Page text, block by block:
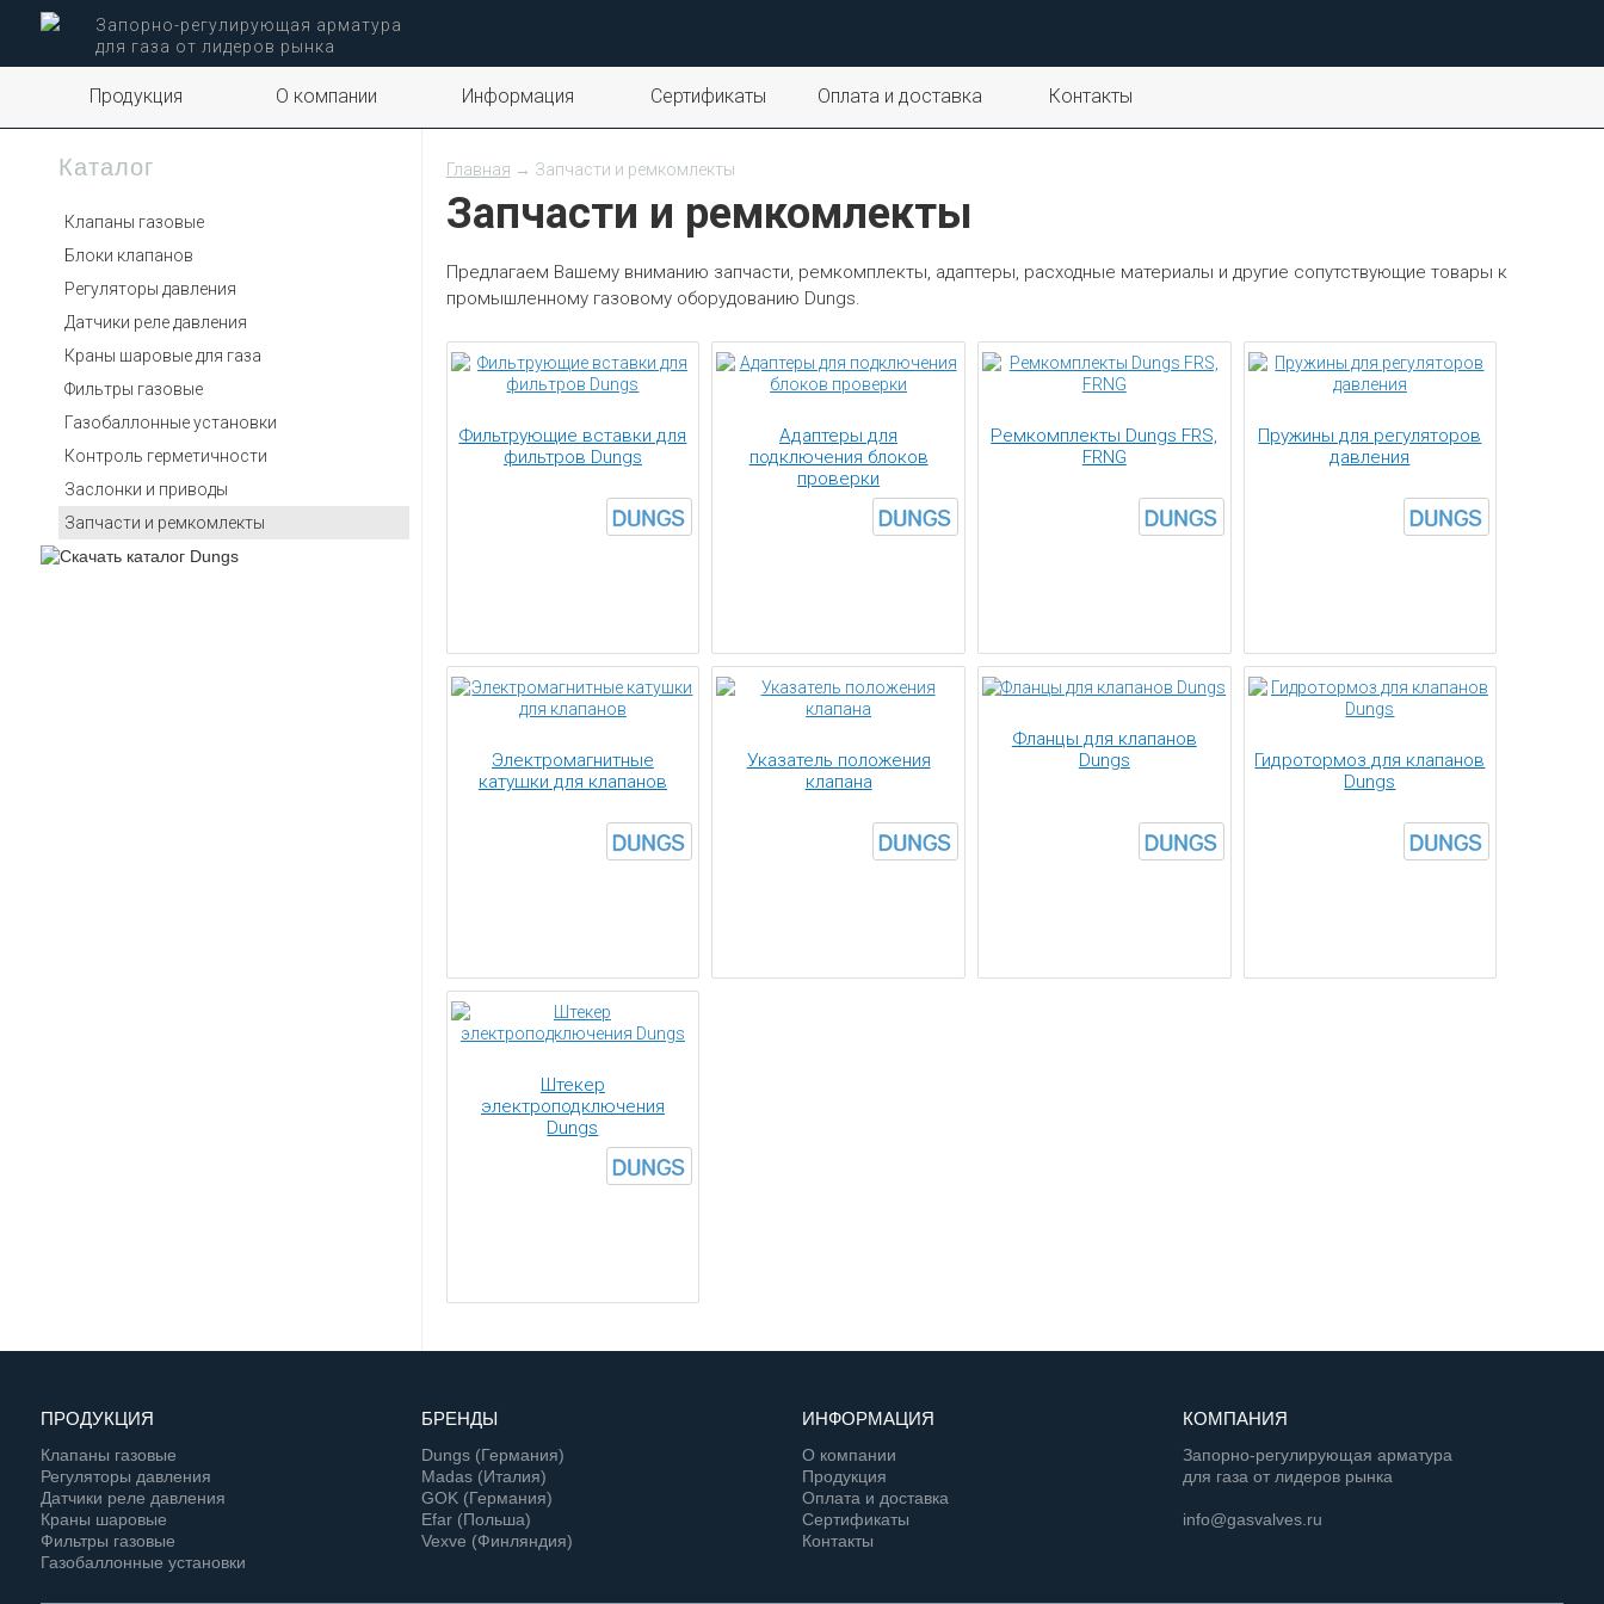
Запорно-регулирующая арматура
для газа от лидеров рынка
Продукция О компании Информация Сертификаты Оплата и доставка Контакты
Каталог
Клапаны газовые
Блоки клапанов
Регуляторы давления
Датчики реле давления
Краны шаровые для газа
Фильтры газовые
Газобаллонные установки
Контроль герметичности
Заслонки и приводы
Запчасти и ремкомлекты
Главная → Запчасти и ремкомлекты
Запчасти и ремкомлекты
Предлагаем Вашему вниманию запчасти, ремкомплекты, адаптеры, расходные материалы и другие сопутствующие товары к
промышленному газовому оборудованию Dungs.
Фильтрующие вставки для
фильтров Dungs
Адаптеры для
подключения блоков
проверки
Ремкомплекты Dungs FRS,
FRNG
Пружины для регуляторов
давления
Электромагнитные
катушки для клапанов
Указатель положения
клапана
Фланцы для клапанов
Dungs
Гидротормоз для клапанов
Dungs
Штекер
электроподключения
Dungs
ПРОДУКЦИЯ
Клапаны газовые
Регуляторы давления
Датчики реле давления
Краны шаровые
Фильтры газовые
Газобаллонные установки
БРЕНДЫ
Dungs (Германия)
Madas (Италия)
GOK (Германия)
Efar (Польша)
Vexve (Финляндия)
ИНФОРМАЦИЯ
О компании
Продукция
Оплата и доставка
Сертификаты
Контакты
КОМПАНИЯ
Запорно-регулирующая арматура
для газа от лидеров рынка
info@gasvalves.ru